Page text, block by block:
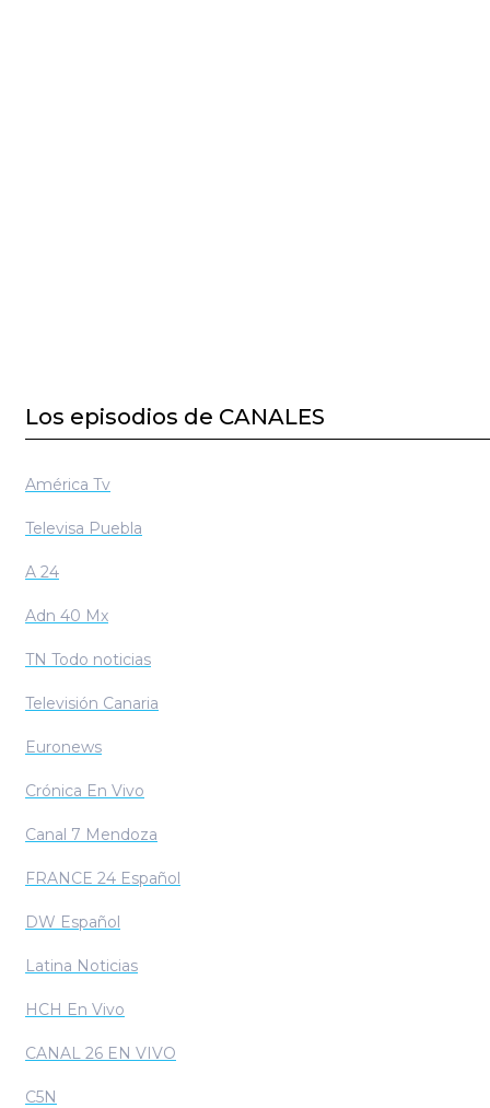
Los episodios de CANALES
América Tv
Televisa Puebla
A 24
Adn 40 Mx
TN Todo noticias
Televisión Canaria
Euronews
Crónica En Vivo
Canal 7 Mendoza
FRANCE 24 Español
DW Español
Latina Noticias
HCH En Vivo
CANAL 26 EN VIVO
C5N